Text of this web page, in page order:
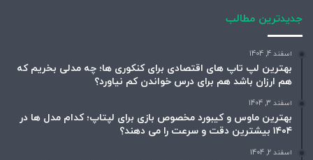
جدیدترین مطالب
اسفند 4, 1404
بهترین لپ تاپ های اقتصادی برای کنکوری ها؛ چه مدلی بخریم که
هم ارزان باشد هم برای درس خواندن کم نیاورد؟
اسفند 3, 1404
بهترین ماوس و کیبورد مخصوص بازی برای لپتاپ؛ کدام مدل ها در
۱۴۰۴ بیشترین دقت و سرعت را می دهند؟
اسفند 2, 1404